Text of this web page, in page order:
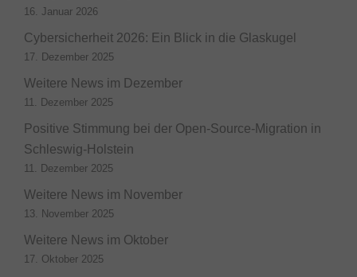
16. Januar 2026
Cybersicherheit 2026: Ein Blick in die Glaskugel
17. Dezember 2025
Weitere News im Dezember
11. Dezember 2025
Positive Stimmung bei der Open-Source-Migration in
Schleswig-Holstein
11. Dezember 2025
Weitere News im November
13. November 2025
Weitere News im Oktober
17. Oktober 2025